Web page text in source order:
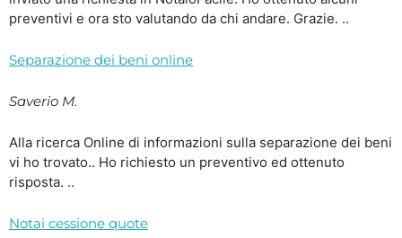
preventivi e ora sto valutando da chi andare. Grazie. ..
Separazione dei beni online
Saverio M.
Alla ricerca Online di informazioni sulla separazione dei beni
vi ho trovato.. Ho richiesto un preventivo ed ottenuto
risposta. ..
Notai cessione quote